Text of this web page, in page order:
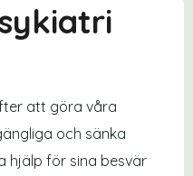
att göra våra
och sänka
hjälp för sina besvär